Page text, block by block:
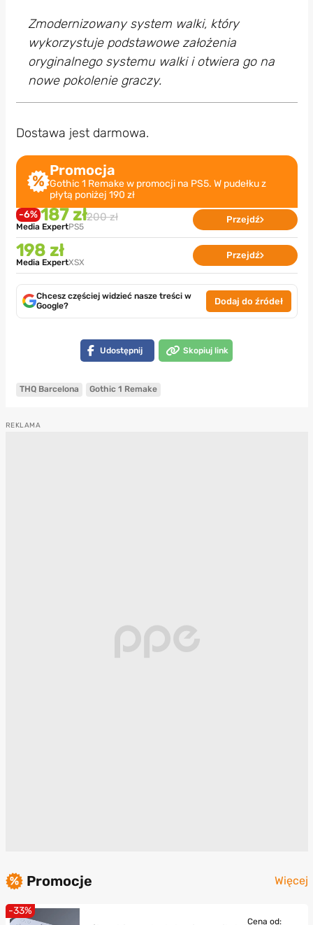
Zmodernizowany system walki, który
wykorzystuje podstawowe założenia
oryginalnego systemu walki i otwiera go na
nowe pokolenie graczy.
Dostawa jest darmowa.
Promocja
Gothic 1 Remake w promocji na PS5. W pudełku z
płytą poniżej 190 zł
-6% 187 zł200 zł
Media ExpertPS5
Przejdź
198 zł
Media ExpertXSX
Przejdź
Chcesz częściej widzieć nasze treści w
Google?
Dodaj do źródeł
Udostępnij Skopiuj link
THQ Barcelona Gothic 1 Remake
Promocje Więcej
-33%
Cena od: